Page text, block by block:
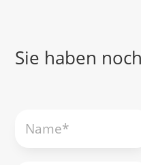
Sie haben